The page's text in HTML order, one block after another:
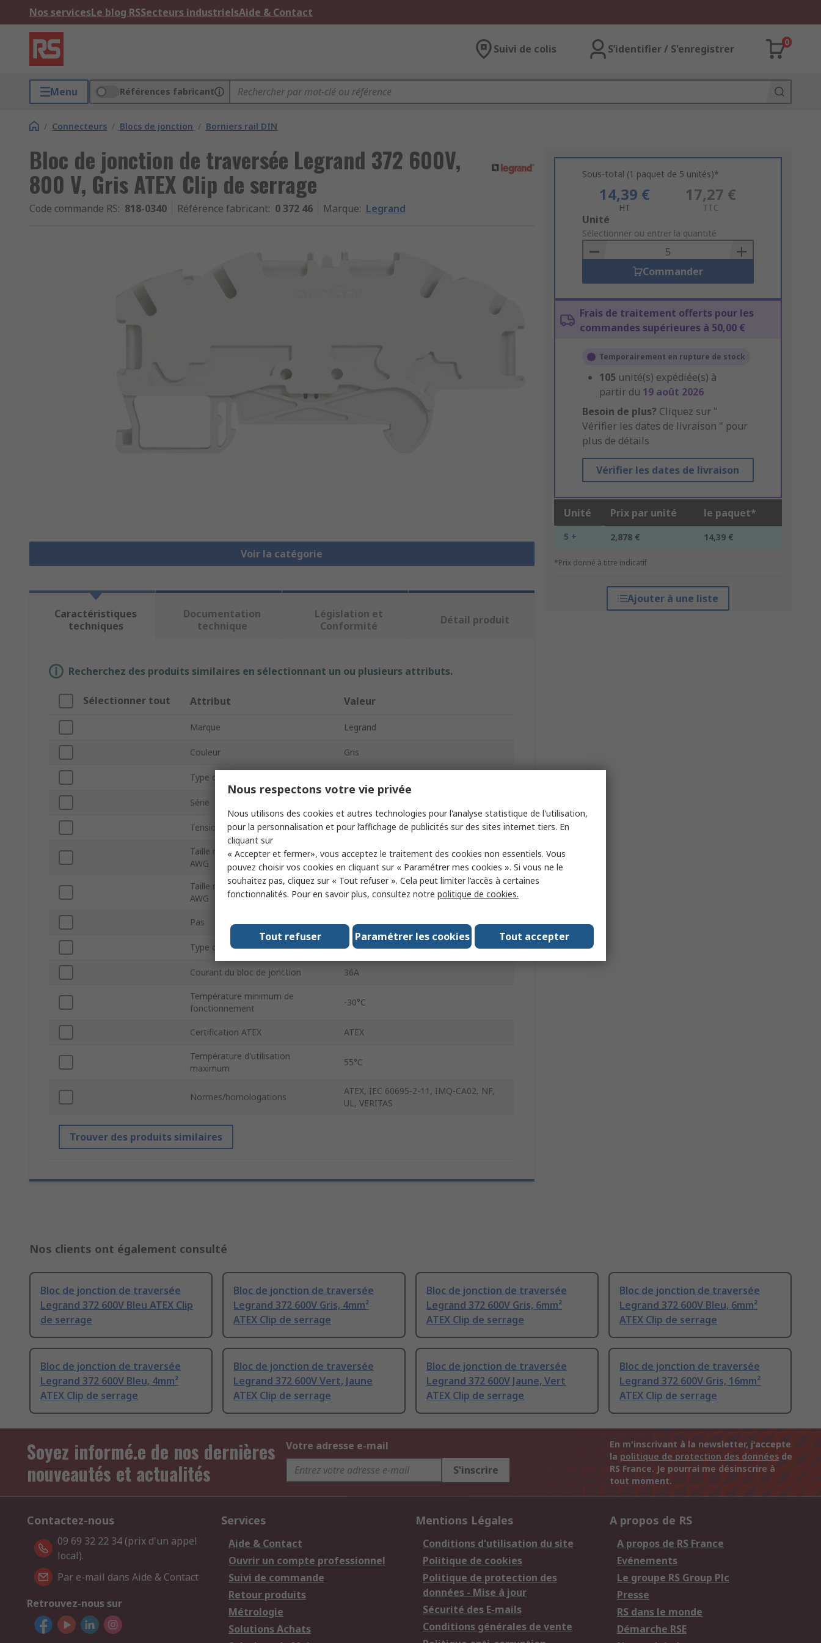
Nos servicesLe blog RSSecteurs industrielsAide & Contact
Suivi de colis S’identifier / S'enregistrer
0
Menu Références fabricant
/ Connecteurs / Blocs de jonction / Borniers rail DIN
Bloc de jonction de traversée Legrand 372 600V,
800 V, Gris ATEX Clip de serrage
Code commande RS: 818-0340 Référence fabricant: 0 372 46 Marque: Legrand
Voir la catégorie
Sous-total (1 paquet de 5 unités)*
14,39 €
HT
17,27 €
TTC
Add
to
Basket
Unité
Sélectionner ou entrer la quantité
Commander
Frais de traitement offerts pour les
commandes supérieures à 50,00 €
Temporairement en rupture de stock
105 unité(s) expédiée(s) à
partir du 19 août 2026
Besoin de plus? Cliquez sur "
Vérifier les dates de livraison " pour
plus de détails
Vérifier les dates de livraison
Unité Prix par unité le paquet*
5 + 2,878 € 14,39 €
*Prix donné à titre indicatif
Ajouter à une liste
Caractéristiques
techniques
Documentation
technique
Législation et
Conformité
Détail produit
Recherchez des produits similaires en sélectionnant un ou plusieurs attributs.
Sélectionner tout Attribut Valeur
Marque Legrand
Couleur Gris
Type de produit
Série
Tension 600, 800V
Taille minimale des conducteurs
AWG
12AWG
Taille maximale des conducteurs
AWG
12AWG
Pas 5mm
Type de raccordement Clip de serrage
Courant du bloc de jonction 36A
Température minimum de
fonctionnement
-30°C
Certification ATEX ATEX
Température d'utilisation
maximum
55°C
Normes/homologations
ATEX, IEC 60695-2-11, IMQ-CA02, NF,
UL, VERITAS
Trouver des produits similaires
Nos clients ont également consulté
Bloc de jonction de traversée
Legrand 372 600V Bleu ATEX Clip
de serrage
Bloc de jonction de traversée
Legrand 372 600V Gris, 4mm²
ATEX Clip de serrage
Bloc de jonction de traversée
Legrand 372 600V Gris, 6mm²
ATEX Clip de serrage
Bloc de jonction de traversée
Legrand 372 600V Bleu, 6mm²
ATEX Clip de serrage
Bloc de jonction de traversée
Legrand 372 600V Bleu, 4mm²
ATEX Clip de serrage
Bloc de jonction de traversée
Legrand 372 600V Vert, Jaune
ATEX Clip de serrage
Bloc de jonction de traversée
Legrand 372 600V Jaune, Vert
ATEX Clip de serrage
Bloc de jonction de traversée
Legrand 372 600V Gris, 16mm²
ATEX Clip de serrage
Soyez informé.e de nos dernières
nouveautés et actualités
Votre adresse e-mail
S'inscrire
En m'inscrivant à la newsletter, j'accepte
la politique de protection des données de
RS France. Je pourrai me désinscrire à
tout moment.
Contactez-nous
09 69 32 22 34 (prix d'un appel
local).
Par e-mail dans Aide & Contact
Retrouvez-nous sur
Services
Aide & Contact
Ouvrir un compte professionnel
Suivi de commande
Retour produits
Métrologie
Solutions Achats
Mentions Légales
Conditions d'utilisation du site
Politique de cookies
Politique de protection des
données - Mise à jour
Sécurité des E-mails
Conditions générales de vente
A propos de RS
A propos de RS France
Evénements
Le groupe RS Group Plc
Presse
RS dans le monde
Démarche RSE
Nous respectons votre vie privée
Nous utilisons des cookies et autres technologies pour l'analyse statistique de l'utilisation,
pour la personnalisation et pour l’affichage de publicités sur des sites internet tiers. En
cliquant sur
« Accepter et fermer», vous acceptez le traitement des cookies non essentiels. Vous
pouvez choisir vos cookies en cliquant sur « Paramétrer mes cookies ». Si vous ne le
souhaitez pas, cliquez sur « Tout refuser ». Cela peut limiter l’accès à certaines
fonctionnalités. Pour en savoir plus, consultez notre politique de cookies.
Tout accepter
Paramétrer les cookies
Tout refuser